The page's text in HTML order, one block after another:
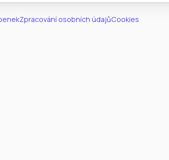
Zpracování osobních údajůCookies